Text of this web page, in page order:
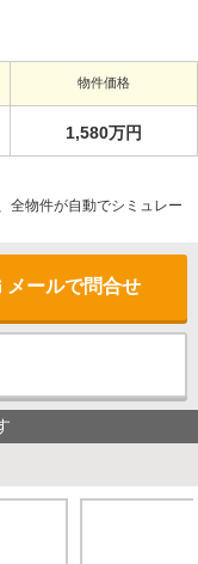
物件価格
1,580万円
全物件が自動でシミュレー
メールで問合せ